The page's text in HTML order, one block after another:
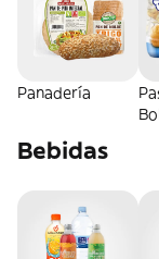
Panadería
Bebidas